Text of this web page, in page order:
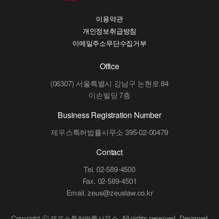
이용약관
개인정보취급방침
이메일주소무단수집거부
Office
(06307) 서울특별시 강남구 논현로 84
이손빌딩 7층
Business Registration Number
제우스특허법률사무소 395-02-00479
Contact
Tel. 02-589-4500
Fax. 02-589-4501
Email. zeus@zeuslaw.co.kr